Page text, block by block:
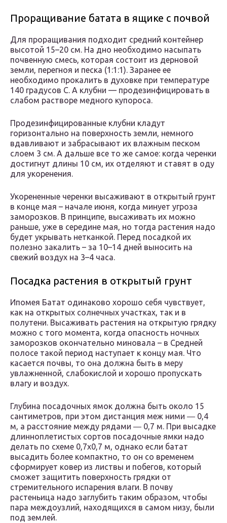
Проращивание батата в ящике с почвой
Для проращивания подходит средний контейнер
высотой 15–20 см. На дно необходимо насыпать
почвенную смесь, которая состоит из дерновой
земли, перегноя и песка (1:1:1). Заранее ее
необходимо прокалить в духовке при температуре
140 градусов С. А клубни — продезинфицировать в
слабом растворе медного купороса.
Продезинфицированные клубни кладут
горизонтально на поверхность земли, немного
вдавливают и забрасывают их влажным песком
слоем 3 см. А дальше все то же самое: когда черенки
достигнут длины 10 см, их отделяют и ставят в оду
для укоренения.
Укорененные черенки высаживают в открытый грунт
в конце мая – начале июня, когда минует угроза
заморозков. В принципе, высаживать их можно
раньше, уже в середине мая, но тогда растения надо
будет укрывать нетканкой. Перед посадкой их
полезно закалить – за 10–14 дней выносить на
свежий воздух на 3–4 часа.
Посадка растения в открытый грунт
Ипомея Батат одинаково хорошо себя чувствует,
как на открытых солнечных участках, так и в
полутени. Высаживать растения на открытую грядку
можно с того момента, когда опасность ночных
заморозков окончательно миновала – в Средней
полосе такой период наступает к концу мая. Что
касается почвы, то она должна быть в меру
увлажненной, слабокислой и хорошо пропускать
влагу и воздух.
Глубина посадочных ямок должна быть около 15
сантиметров, при этом дистанция меж ними ― 0,4
м, а расстояние между рядами ― 0,7 м. При высадке
длинноплетистых сортов посадочные ямки надо
делать по схеме 0,7х0,7 м, однако если батат
высадить более компактно, то он со временем
сформирует ковер из листвы и побегов, который
сможет защитить поверхность грядки от
стремительного испарения влаги. В почву
растеньица надо заглубить таким образом, чтобы
пара междоузлий, находящихся в самом низу, были
под землей.